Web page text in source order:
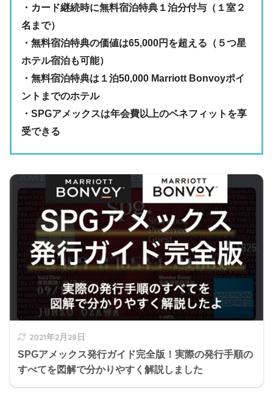
・カード継続時に無料宿泊特典１泊分付与（１室２
名まで）
・無料宿泊特典の価値は65,000円を超える（５つ星
ホテル宿泊も可能）
・無料宿泊特典は１泊50,000 Marriott Bonvoyポイ
ントまでのホテル
・SPGアメックスは年会費以上のベネフィットを享
受できる
2021年2月28日
SPGアメックス発行ガイド完全版！実際の発行手順の
すべてを図解で分かりやすく解説しました